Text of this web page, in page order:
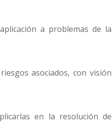
a problemas de la
asociados, con visión
en la resolución de